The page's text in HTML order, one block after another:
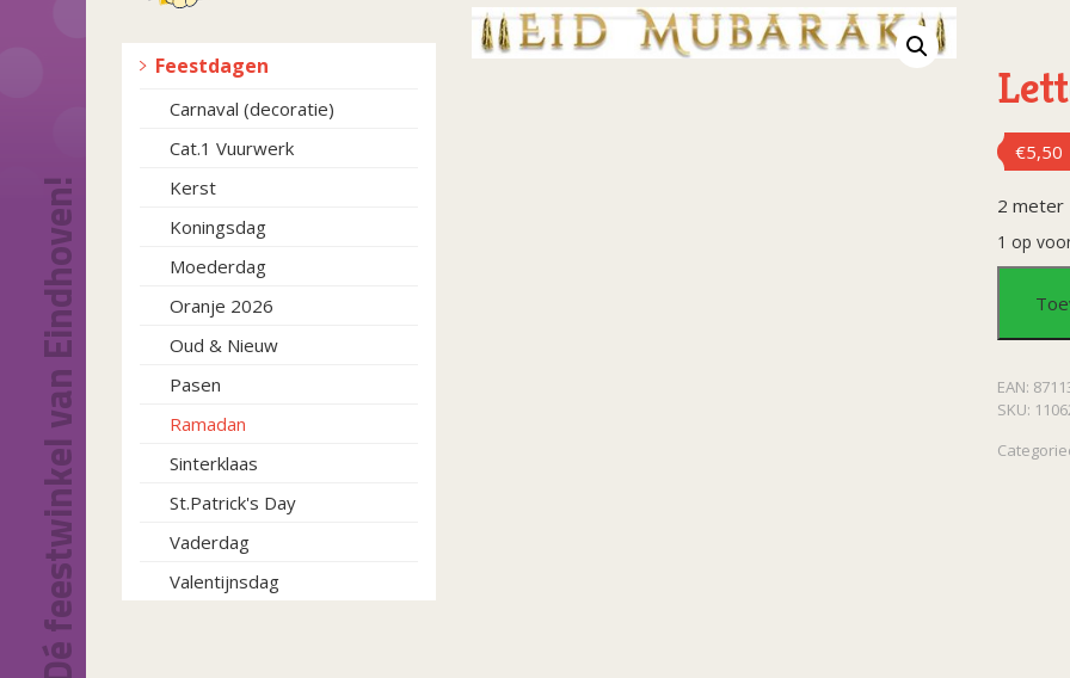
Feestdagen
Carnaval (decoratie)
Cat.1 Vuurwerk
Kerst
Koningsdag
Moederdag
Oranje 2026
Oud & Nieuw
Pasen
Ramadan
Sinterklaas
St.Patrick's Day
Vaderdag
Valentijnsdag
€5,50
2 meter
1 op
Eid
aantal
EAN:
SKU:
Dé feestwinkel van Eindhoven!